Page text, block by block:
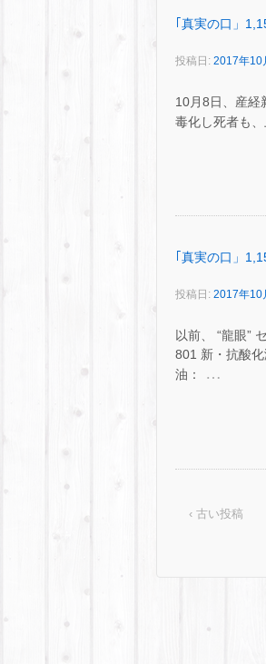
｢真実の口」
投稿日: 2017年10
10月8日、産
毒化し死者も
｢真実の口」
投稿日: 2017年10
以前、 “龍眼”
801 新・抗酸
油：
…
‹ 古い投稿